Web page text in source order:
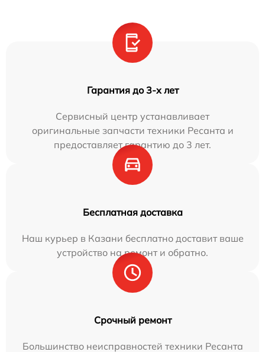
Гарантия до 3-х лет
Сервисный центр устанавливает
оригинальные запчасти техники Ресанта и
предоставляет гарантию до 3 лет.
Бесплатная доставка
Наш курьер в Казани бесплатно доставит ваше
устройство на ремонт и обратно.
Срочный ремонт
Большинство неисправностей техники Ресанта